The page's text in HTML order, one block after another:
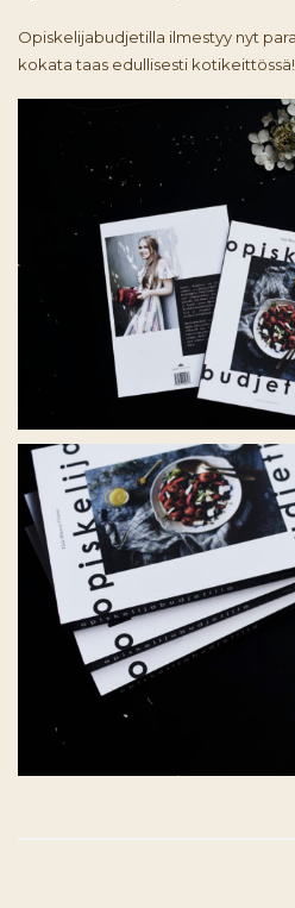
Opiskelijabudjetilla ilmestyy nyt
kokata taas edullisesti kotikeittössä!